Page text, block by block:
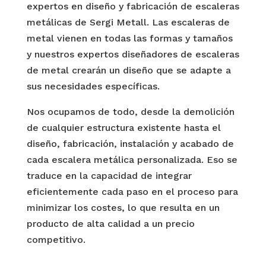
expertos en diseño y fabricación de escaleras
metálicas de Sergi Metall. Las escaleras de
metal vienen en todas las formas y tamaños
y nuestros expertos diseñadores de escaleras
de metal crearán un diseño que se adapte a
sus necesidades específicas.
Nos ocupamos de todo, desde la demolición
de cualquier estructura existente hasta el
diseño, fabricación, instalación y acabado de
cada escalera metálica personalizada. Eso se
traduce en la capacidad de integrar
eficientemente cada paso en el proceso para
minimizar los costes, lo que resulta en un
producto de alta calidad a un precio
competitivo.